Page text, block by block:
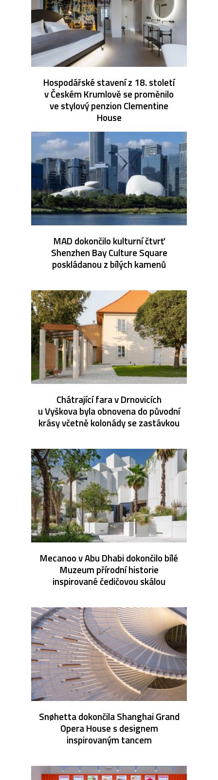
Hospodářské stavení z 18. století
v Českém Krumlově se proměnilo
ve stylový penzion Clementine
House
MAD dokončilo kulturní čtvrť
Shenzhen Bay Culture Square
poskládanou z bílých kamenů
Chátrající fara v Drnovicích
u Vyškova byla obnovena do původní
krásy včetně kolonády se zastávkou
Mecanoo v Abu Dhabi dokončilo bílé
Muzeum přírodní historie
inspirované čedičovou skálou
Snøhetta dokončila Shanghai Grand
Opera House s designem
inspirovaným tancem